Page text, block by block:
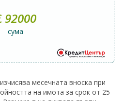
92000
сума
месечната вноска при
на имота за срок от 25